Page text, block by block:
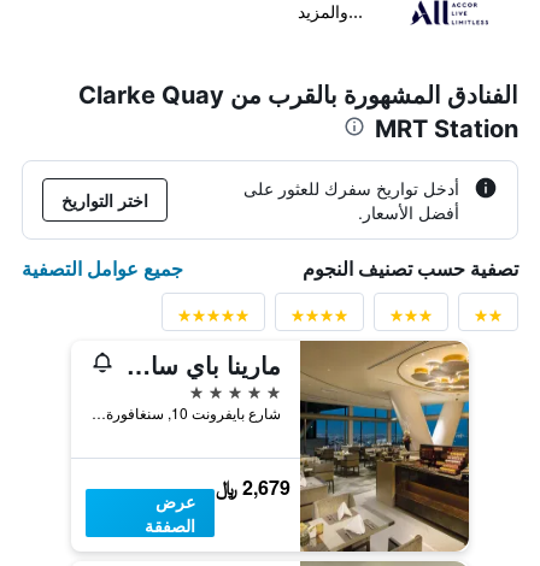
...والمزيد
الفنادق المشهورة بالقرب من Clarke Quay
MRT Station
أدخل تواريخ سفرك للعثور على
أفضل الأسعار.
اختر التواريخ
تصفية حسب تصنيف النجوم جميع عوامل التصفية
مارينا باي ساندز
5 نجوم
شارع بايفرونت 10, سنغافورة, سنغافورة
2,679 ﷼
عرض
الصفقة